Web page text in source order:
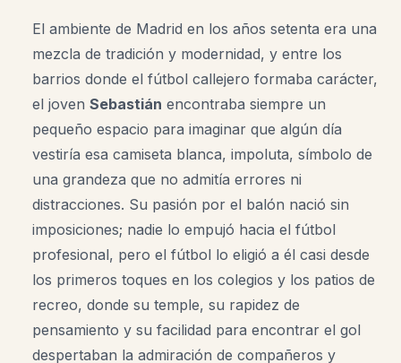
El ambiente de Madrid en los años setenta era una
mezcla de tradición y modernidad, y entre los
barrios donde el fútbol callejero formaba carácter,
el joven Sebastián encontraba siempre un
pequeño espacio para imaginar que algún día
vestiría esa camiseta blanca, impoluta, símbolo de
una grandeza que no admitía errores ni
distracciones. Su pasión por el balón nació sin
imposiciones; nadie lo empujó hacia el fútbol
profesional, pero el fútbol lo eligió a él casi desde
los primeros toques en los colegios y los patios de
recreo, donde su temple, su rapidez de
pensamiento y su facilidad para encontrar el gol
despertaban la admiración de compañeros y